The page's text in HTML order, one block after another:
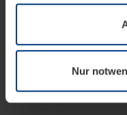
wenn diese für den
notwendig sind. Für
wir Ihre Erlaubnis.
widerrufen.
Nur